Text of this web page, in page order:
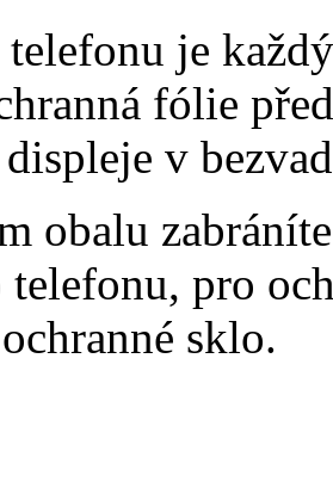
je
fólie
v
obalu
pro
sklo.